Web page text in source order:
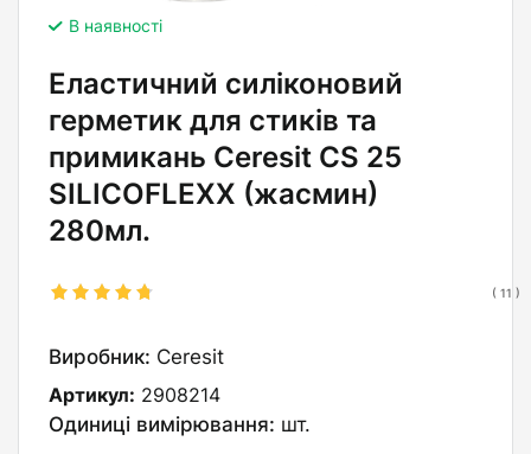
В наявності
Еластичний силіконовий
герметик для стиків та
примикань Ceresit CS 25
SILICOFLEXX (жасмин)
280мл.
( 11 )
Виробник: Ceresit
Артикул: 2908214
Одиниці вимірювання: шт.